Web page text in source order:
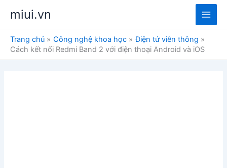
nội
dung
miui.vn
Main
Trang chủ Công nghệ khoa học
Điện tử viễn thông
Cách kết nối Redmi Band 2 với điện thoại Android và iOS